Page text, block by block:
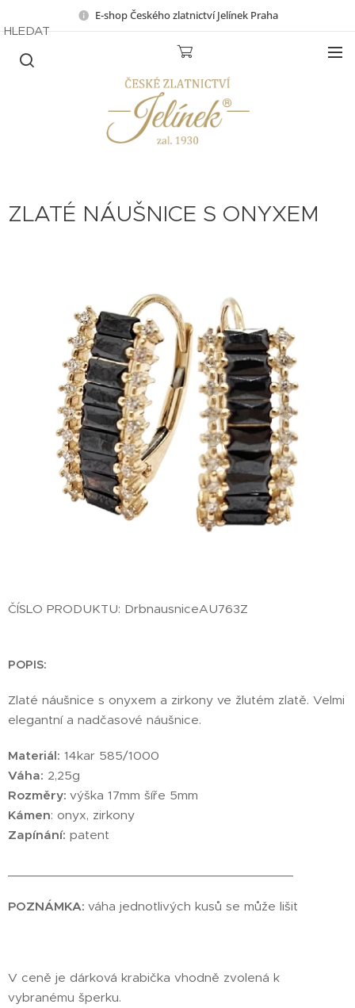
E-shop Českého zlatnictví Jelínek Praha
HLEDAT
ZLATÉ NÁUŠNICE S ONYXEM
ČÍSLO PRODUKTU: DrbnausniceAU763Z
POPIS:
Zlaté náušnice s onyxem a zirkony ve žlutém zlatě. Velmi
elegantní a nadčasové náušnice.
Materiál: 14kar 585/1000
Váha: 2,25g
Rozměry: výška 17mm šíře 5mm
Kámen: onyx, zirkony
Zapínání: patent
POZNÁMKA: váha jednotlivých kusů se může lišit
V ceně je dárková krabička vhodně zvolená k
vybranému šperku.